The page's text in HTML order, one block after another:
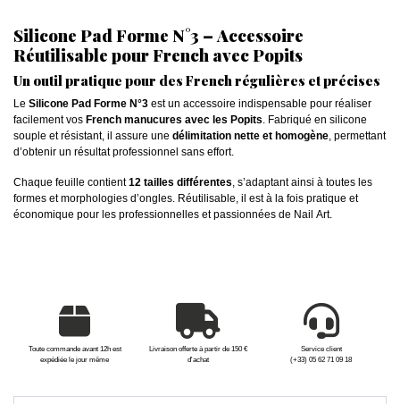
Silicone Pad Forme N°3 – Accessoire
Réutilisable pour French avec Popits
Un outil pratique pour des French régulières et précises
Le Silicone Pad Forme N°3 est un accessoire indispensable pour réaliser
facilement vos French manucures avec les Popits. Fabriqué en silicone
souple et résistant, il assure une délimitation nette et homogène, permettant
d’obtenir un résultat professionnel sans effort.
Chaque feuille contient12 tailles différentes, s’adaptant ainsi à toutes les
formes et morphologies d’ongles. Réutilisable, il est à la fois pratique et
économique pour les professionnelles et passionnées de Nail Art.
Toute commande avant 12h est
expédiée le jour même
Livraison offerte à partir de 150 €
d'achat
Service client
(+33) 05 62 71 09 18